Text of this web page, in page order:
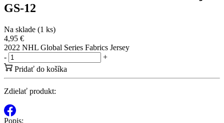
GS-12
Na sklade (1 ks)
4,95 €
2022 NHL Global Series Fabrics Jersey
-
+
Pridať do košíka
Zdielať produkt:
Popis: